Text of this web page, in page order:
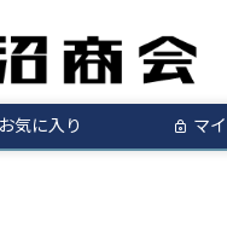
お気に入り マ